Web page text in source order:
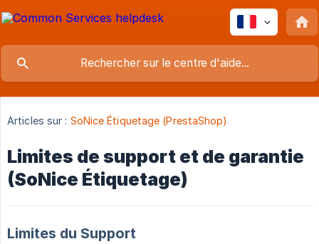
Articles sur : SoNice Étiquetage (PrestaShop)
Limites de support et de garantie
(SoNice Étiquetage)
Limites du Support